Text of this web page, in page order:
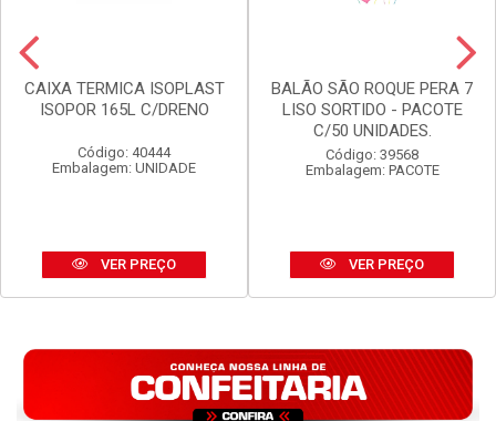
CAIXA TERMICA ISOPLAST
ISOPOR 165L C/DRENO
Código: 40444
Embalagem: UNIDADE
VER PREÇO
BALÃO SÃO ROQUE PERA 7
LISO SORTIDO - PACOTE
C/50 UNIDADES.
Código: 39568
Embalagem: PACOTE
VER PREÇO